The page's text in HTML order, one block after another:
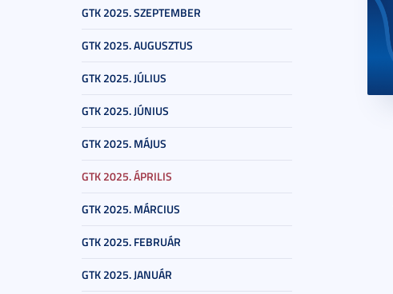
GTK 2025. SZEPTEMBER
GTK 2025. AUGUSZTUS
GTK 2025. JÚLIUS
GTK 2025. JÚNIUS
GTK 2025. MÁJUS
GTK 2025. ÁPRILIS
GTK 2025. MÁRCIUS
GTK 2025. FEBRUÁR
GTK 2025. JANUÁR